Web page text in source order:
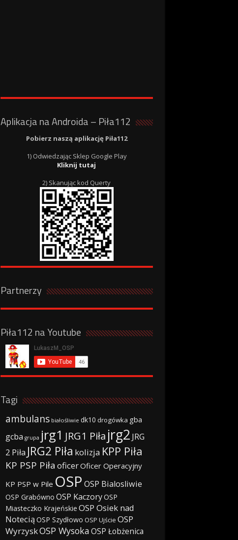
Aplikacja na Androida – Piła112
Pobierz naszą aplikację Piła112
1) Odwiedzając Sklep Google Play
Kliknij tutaj
2) Skanując kod Querty
Partnerzy
Piła112 na Youtube
Tagi
ambulans białośliwie dk10 drogówka gba
gcba grupa jrg1 JRG1 Piła jrg2 JRG
2 Piła JRG2 Piła kolizja KPP Piła
KP PSP Piła oficerOficer Operacyjny
KP PSP w Pile OSP OSP Bialosliwie
OSP Grabówno OSP KaczoryOSP
Miasteczko Krajeńskie OSP Osiek nad
Notecią OSP Szydłowo OSP Ujście OSP
WyrzyskOSP WysokaOSP Łobżenica